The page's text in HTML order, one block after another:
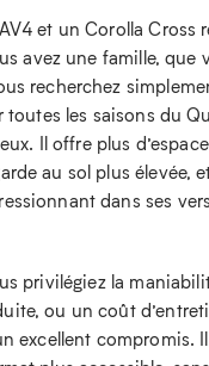
et un Corolla Cross
avez une famille, que
recherchez
toutes les saisons du
Il offre plus
au sol plus élevée,
dans ses
privilégiez la
ou un coût
excellent compromis.